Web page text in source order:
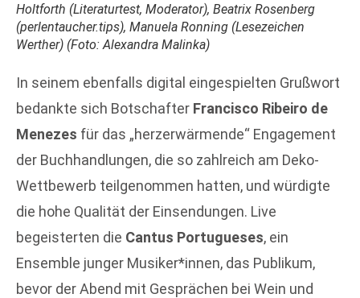
Holtforth (Literaturtest, Moderator), Beatrix Rosenberg
(perlentaucher.tips), Manuela Ronning (Lesezeichen
Werther) (Foto: Alexandra Malinka)
In seinem ebenfalls digital eingespielten Grußwort
bedankte sich Botschafter Francisco Ribeiro de
Menezes für das „herzerwärmende“ Engagement
der Buchhandlungen, die so zahlreich am Deko-
Wettbewerb teilgenommen hatten, und würdigte
die hohe Qualität der Einsendungen. Live
begeisterten die Cantus Portugueses, ein
Ensemble junger Musiker*innen, das Publikum,
bevor der Abend mit Gesprächen bei Wein und